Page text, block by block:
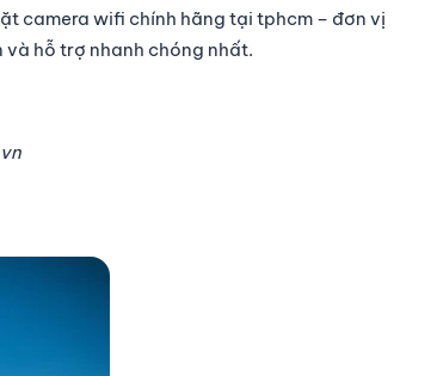
camera wifi chính hãng tại tphcm – đơn vị
và hỗ trợ nhanh chóng nhất.